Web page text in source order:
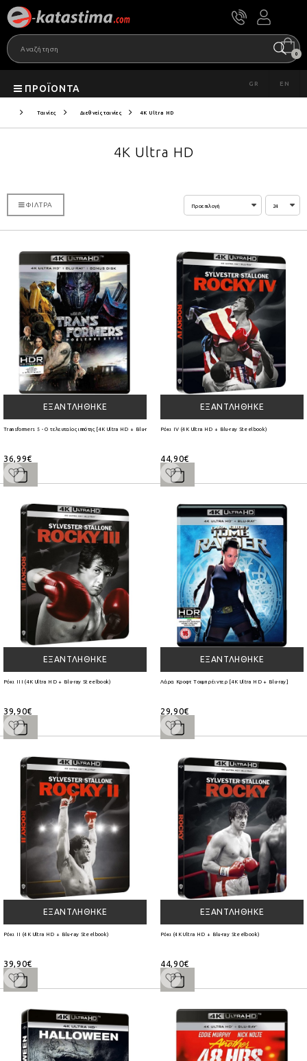
0
ΠΡΟΪΌΝΤΑ GR EN
Ταινίες Διεθνείς ταινίες 4K Ultra HD
4K Ultra HD
ΦΊΛΤΡΑ
ΕΞΑΝΤΛΉΘΗΚΕ
Transformers 5 - Ο τελευταίος ιππότης [4K Ultra HD + Blu-ray + Bonus]
36,99€
ΕΞΑΝΤΛΉΘΗΚΕ
Ρόκι IV (4K Ultra HD + Blu-ray Steelbook)
44,90€
ΕΞΑΝΤΛΉΘΗΚΕ
Ρόκι III (4K Ultra HD + Blu-ray Steelbook)
39,90€
ΕΞΑΝΤΛΉΘΗΚΕ
Λάρα Κροφτ Τουμπ ρέιντερ [4K Ultra HD + Blu-ray]
29,90€
ΕΞΑΝΤΛΉΘΗΚΕ
Ρόκι II (4K Ultra HD + Blu-ray Steelbook)
39,90€
ΕΞΑΝΤΛΉΘΗΚΕ
Ρόκι (4K Ultra HD + Blu-ray Steelbook)
44,90€